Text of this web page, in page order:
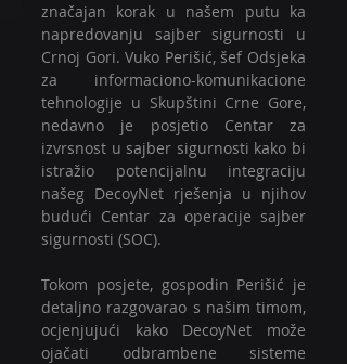
značajan korak u našem putu ka
napredovanju sajber sigurnosti u
Crnoj Gori. Vuko Perišić, šef Odsjeka
za informaciono-komunikacione
tehnologije u Skupštini Crne Gore,
nedavno je posjetio Centar za
izvrsnost u sajber sigurnosti kako bi
istražio potencijalnu integraciju
našeg DecoyNet rješenja u njihov
budući Centar za operacije sajber
sigurnosti (SOC).
Tokom posjete, gospodin Perišić je
detaljno razgovarao s našim timom,
ocjenjujući kako DecoyNet može
ojačati odbrambene sisteme